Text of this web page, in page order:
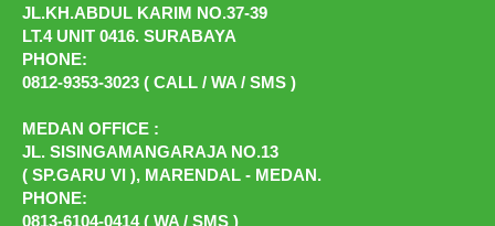
JL.KH.ABDUL KARIM NO.37-39
LT.4 UNIT 0416. SURABAYA
PHONE:
0812-9353-3023 ( CALL / WA / SMS )
MEDAN OFFICE :
JL. SISINGAMANGARAJA NO.13
( SP.GARU VI ), MARENDAL - MEDAN.
PHONE:
0813-6104-0414 ( WA / SMS )